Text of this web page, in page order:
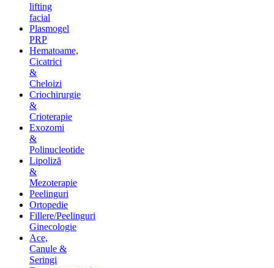
lifting
facial
Plasmogel
PRP
Hematoame,
Cicatrici
&
Cheloizi
Criochirurgie
&
Crioterapie
Exozomi
&
Polinucleotide
Lipoliză
&
Mezoterapie
Peelinguri
Ortopedie
Fillere/Peelinguri
Ginecologie
Ace,
Canule &
Seringi